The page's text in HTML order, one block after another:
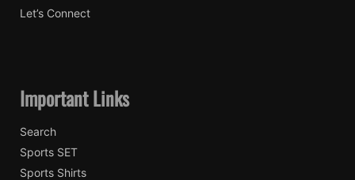
Let’s Connect
Important Links
Search
Sports SET
Sports Shirts